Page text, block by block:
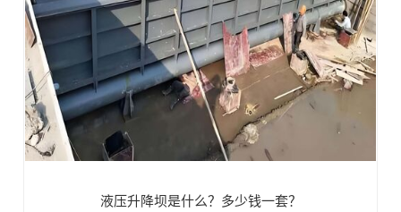
液压升降坝是什么？多少钱一套？